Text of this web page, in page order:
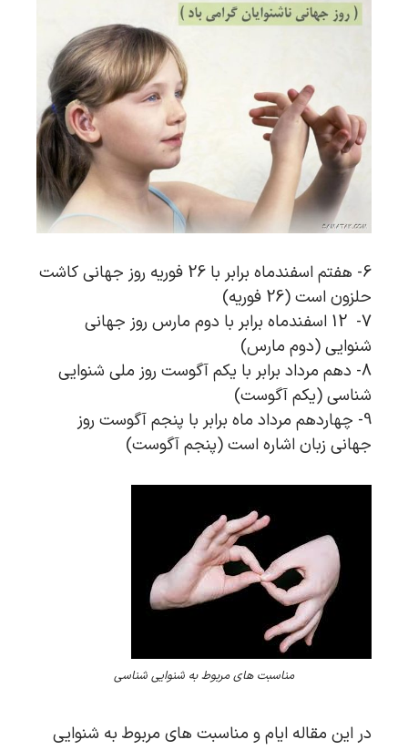
6- هفتم اسفندماه برابر با 26 فوریه روز جهانی کاشت
حلزون است (26 فوریه)
7- 12 اسفندماه برابر با دوم مارس روز جهانی
شنوایی (دوم مارس)
8- دهم مرداد برابر با یکم آگوست روز ملی شنوایی
شناسی (یکم آگوست)
9- چهاردهم مرداد ماه برابر با پنجم آگوست روز
جهانی زبان اشاره است (پنجم آگوست)
مناسبت های مربوط به شنوایی شناسی
در این مقاله ایام و مناسبت های مربوط به شنوایی